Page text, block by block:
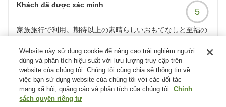
Khách đã được xác minh
5
家族旅行で利用。期待以上の素晴らしいおもてなしと至福の
両親との家族旅行で利用させていただきました。「夕食の部
屋食」と「サウナ」に惹かれてこちらのお宿を選びました
が、結果として大満足の滞在となりました!
【アクセス・おもてなし】
加賀温泉駅からの送迎バスを利用しましたが、運転手の方の
Website này sử dụng cookie để nâng cao trải nghiệm người
dùng và phân tích hiệu suất với lưu lượng truy cập trên
website của chúng tôi. Chúng tôi cũng chia sẻ thông tin về
việc bạn sử dụng website của chúng tôi với các đối tác
mạng xã hội, quảng cáo và phân tích của chúng tôi. Chính
sách quyền riêng tư